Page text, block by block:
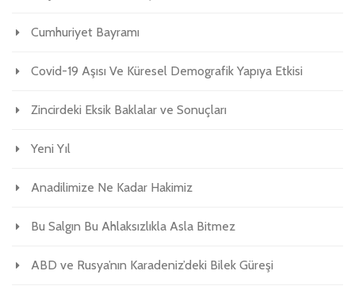
Cumhuriyet Bayramı
Covid-19 Aşısı Ve Küresel Demografik Yapıya Etkisi
Zincirdeki Eksik Baklalar ve Sonuçları
Yeni Yıl
Anadilimize Ne Kadar Hakimiz
Bu Salgın Bu Ahlaksızlıkla Asla Bitmez
ABD ve Rusya’nın Karadeniz’deki Bilek Güreşi